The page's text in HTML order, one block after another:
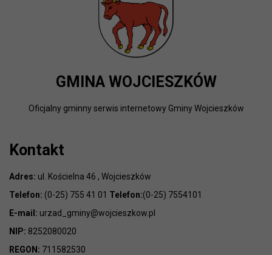
GMINA WOJCIESZKÓW
Oficjalny gminny serwis internetowy Gminy Wojcieszków
Kontakt
Adres: ul. Kościelna 46 , Wojcieszków
Telefon: (0-25) 755 41 01 Telefon:(0-25) 7554101
E-mail: urzad_gminy@wojcieszkow.pl
NIP: 8252080020
REGON: 711582530